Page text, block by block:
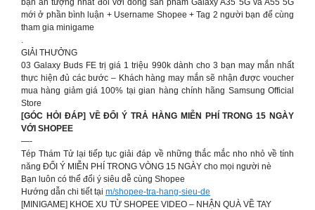
bạn ấn tượng nhất đối với dòng sản phẩm Galaxy A35 5G và A55 5G
mới ở phần bình luận + Username Shopee + Tag 2 người bạn để cùng
tham gia minigame
.
GIẢI THƯỞNG
03 Galaxy Buds FE trị giá 1 triệu 990k dành cho 3 bạn may mắn nhất
thực hiện đủ các bước – Khách hàng may mắn sẽ nhận được voucher
mua hàng giảm giá 100% tại gian hàng chính hãng Samsung Official
Store
[GÓC HỎI ĐÁP] VỀ ĐỔI Ý TRẢ HÀNG MIỄN PHÍ TRONG 15 NGÀY
VỚI SHOPEE
—-
Tép Thám Tử lại tiếp tục giải đáp về những thắc mắc nho nhỏ về tính
năng ĐỔI Ý MIỄN PHÍ TRONG VÒNG 15 NGÀY cho mọi người nè
Bạn luôn có thể đổi ý siêu dễ cùng Shopee
Hướng dẫn chi tiết tại m/shopee-tra-hang-sieu-de
[MINIGAME] KHOE XU TỪ SHOPEE VIDEO – NHẬN QUÀ VỀ TAY